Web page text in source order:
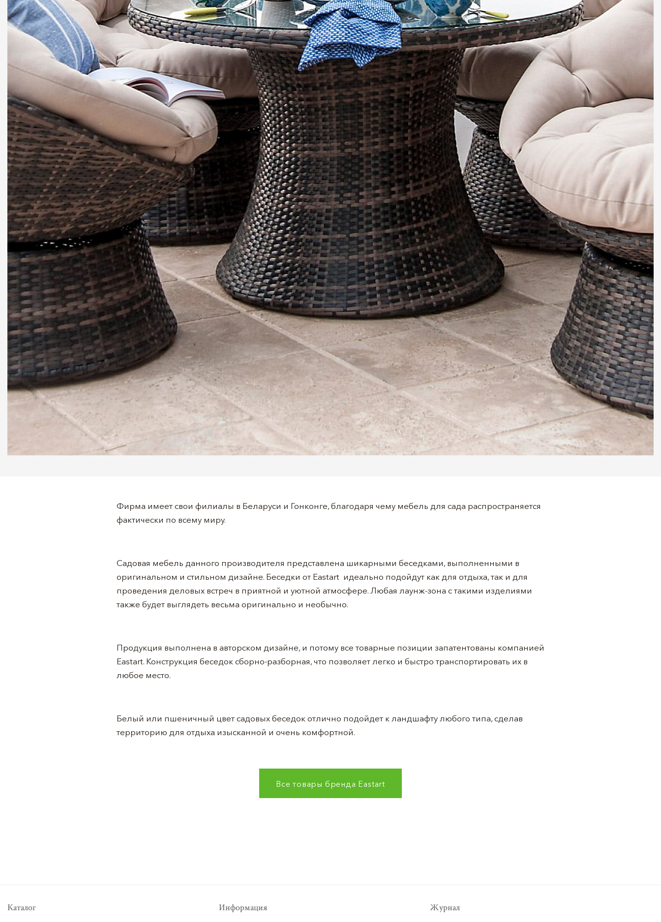
Фирма имеет свои филиалы в Беларуси и Гонконге, благодаря чему мебель для сада распространяется
фактически по всему миру.
Садовая мебель данного производителя представлена шикарными беседками, выполненными в
оригинальном и стильном дизайне. Беседки от Eastart идеально подойдут как для отдыха, так и для
проведения деловых встреч в приятной и уютной атмосфере. Любая лаунж-зона с такими изделиями
также будет выглядеть весьма оригинально и необычно.
Продукция выполнена в авторском дизайне, и потому все товарные позиции запатентованы компанией
Eastart. Конструкция беседок сборно-разборная, что позволяет легко и быстро транспортировать их в
любое место.
Белый или пшеничный цвет садовых беседок отлично подойдет к ландшафту любого типа, сделав
территорию для отдыха изысканной и очень комфортной.
Все товары бренда Eastart
Каталог Информация Журнал